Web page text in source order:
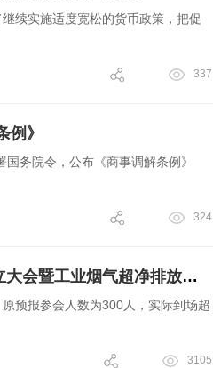
续实施适度宽松的货币政策，把促
337
例》
务院令，公布《商事调解条例》
324
碳中和技术生态促进工作委员会成立大会暨工业烟气超净排放纳米碳制备技术成套装备发布会成功举办
预报参会人数为300人，实际到场超
3105